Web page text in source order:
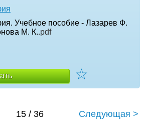
Учебное пособие - Лазарев Ф.
М. К..pdf
☆
15 / 36 Следующая >